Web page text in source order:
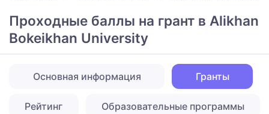
Проходные баллы на грант в Alikhan
Bokeikhan University
Основная информация Гранты
Рейтинг Образовательные программы